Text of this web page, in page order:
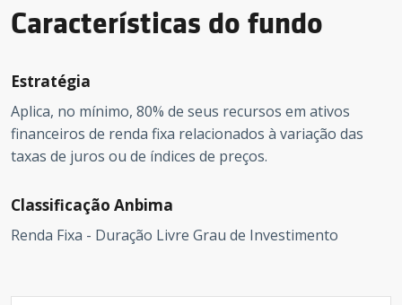
Características do fundo
Estratégia
Aplica, no mínimo, 80% de seus recursos em ativos
financeiros de renda fixa relacionados à variação das
taxas de juros ou de índices de preços.
Classificação Anbima
Renda Fixa - Duração Livre Grau de Investimento